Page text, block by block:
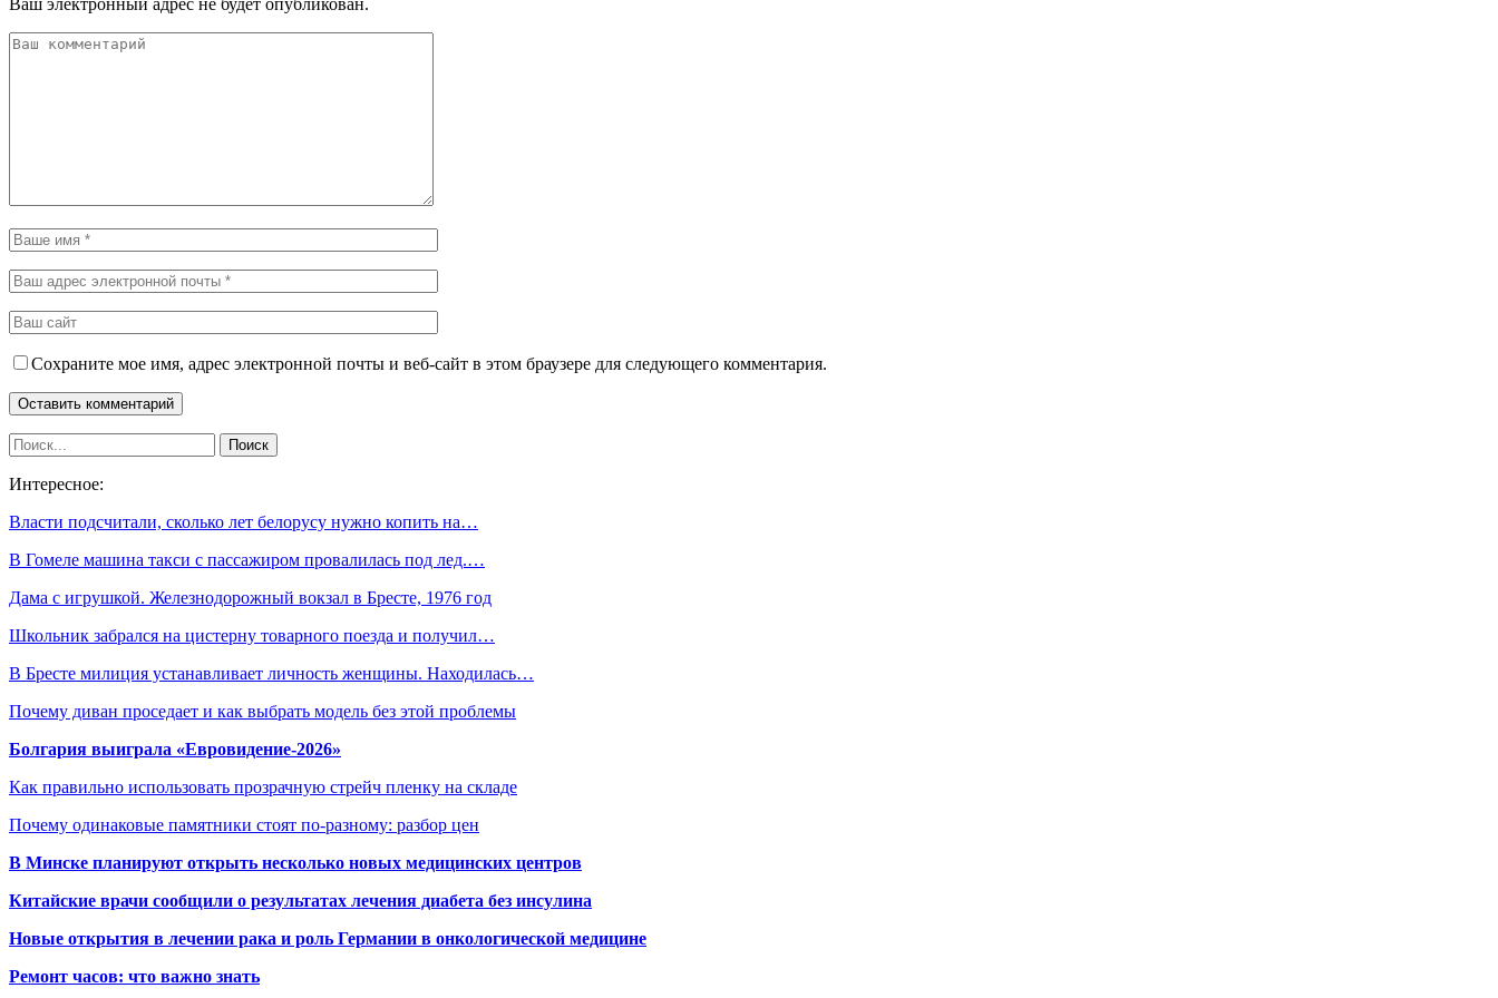
Сохраните мое имя, адрес электронной почты и веб-сайт в этом браузере для следующего комментария.
Интересное:
Власти подсчитали, сколько лет белорусу нужно копить на…
В Гомеле машина такси с пассажиром провалилась под лед.…
Дама с игрушкой. Железнодорожный вокзал в Бресте, 1976 год
Школьник забрался на цистерну товарного поезда и получил…
В Бресте милиция устанавливает личность женщины. Находилась…
Почему диван проседает и как выбрать модель без этой проблемы
Болгария выиграла «Евровидение-2026»
Как правильно использовать прозрачную стрейч пленку на складе
Почему одинаковые памятники стоят по-разному: разбор цен
В Минске планируют открыть несколько новых медицинских центров
Китайские врачи сообщили о результатах лечения диабета без инсулина
Новые открытия в лечении рака и роль Германии в онкологической медицине
Ремонт часов: что важно знать